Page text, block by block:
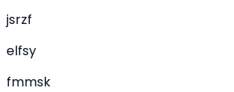
jsrzf
elfsy
fmmsk